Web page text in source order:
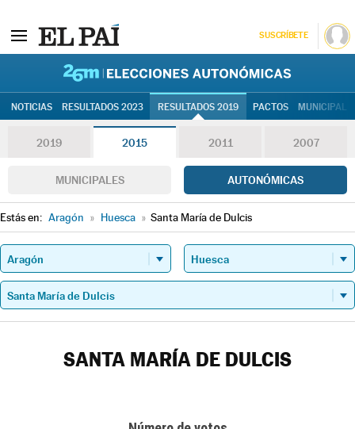
SUSCRÍBETE
NOTICIAS RESULTADOS 2023 RESULTADOS 2019 PACTOS
2019 2015 2011 2007
MUNICIPALES AUTONÓMICAS
Estás en: Aragón » Huesca » Santa María de Dulcis
SANTA MARÍA DE DULCIS